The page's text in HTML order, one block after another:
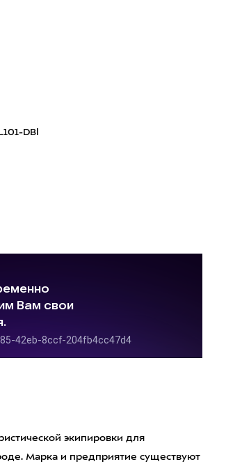
DBl
экипировки для
Марка и предприятие существуют